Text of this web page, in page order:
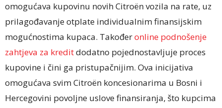
omogućava kupovinu novih Citroën vozila na rate, uz
prilagođavanje otplate individualnim finansijskim
mogućnostima kupaca. Takođeronline podnošenje
zahtjeva za kreditdodatno pojednostavljuje proces
kupovine i čini ga pristupačnijim. Ova inicijativa
omogućava svim Citroën koncesionarima u Bosni i
Hercegovini povoljne uslove finansiranja, što kupcima